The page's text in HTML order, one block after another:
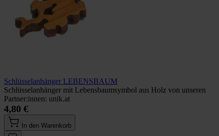
Schlüsselanhänger LEBENSBAUM
Schlüsselanhänger mit Lebensbaumsymbol aus Holz von unseren
Partner:innen: unik.at
4,80 €
In den Warenkorb